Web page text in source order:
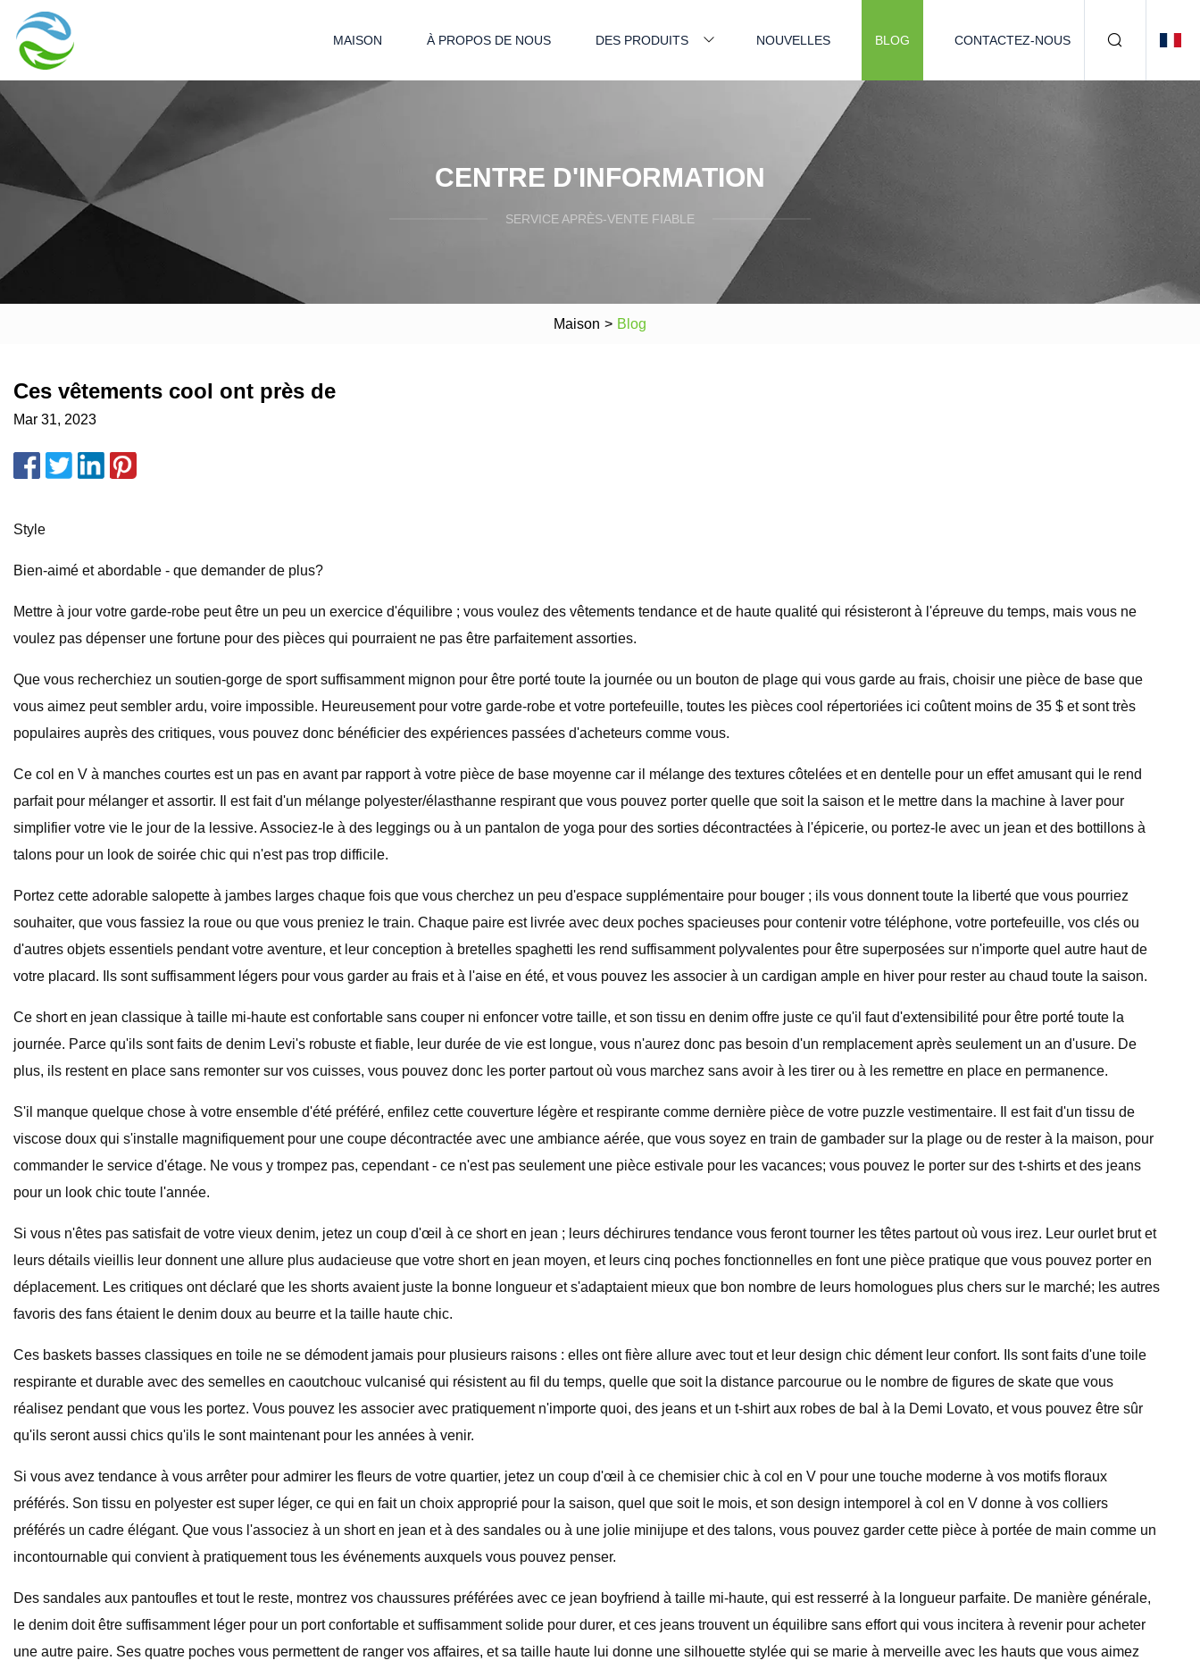
MAISON À PROPOS DE NOUS DES PRODUITS NOUVELLES BLOG CONTACTEZ-NOUS
CENTRE D'INFORMATION
SERVICE APRÈS-VENTE FIABLE
Maison > Blog
Ces vêtements cool ont près de
Mar 31, 2023
Style
Bien-aimé et abordable - que demander de plus?
Mettre à jour votre garde-robe peut être un peu un exercice d'équilibre ; vous voulez des vêtements tendance et de haute qualité qui résisteront à l'épreuve du temps, mais vous ne
voulez pas dépenser une fortune pour des pièces qui pourraient ne pas être parfaitement assorties.
Que vous recherchiez un soutien-gorge de sport suffisamment mignon pour être porté toute la journée ou un bouton de plage qui vous garde au frais, choisir une pièce de base que
vous aimez peut sembler ardu, voire impossible. Heureusement pour votre garde-robe et votre portefeuille, toutes les pièces cool répertoriées ici coûtent moins de 35 $ et sont très
populaires auprès des critiques, vous pouvez donc bénéficier des expériences passées d'acheteurs comme vous.
Ce col en V à manches courtes est un pas en avant par rapport à votre pièce de base moyenne car il mélange des textures côtelées et en dentelle pour un effet amusant qui le rend
parfait pour mélanger et assortir. Il est fait d'un mélange polyester/élasthanne respirant que vous pouvez porter quelle que soit la saison et le mettre dans la machine à laver pour
simplifier votre vie le jour de la lessive. Associez-le à des leggings ou à un pantalon de yoga pour des sorties décontractées à l'épicerie, ou portez-le avec un jean et des bottillons à
talons pour un look de soirée chic qui n'est pas trop difficile.
Portez cette adorable salopette à jambes larges chaque fois que vous cherchez un peu d'espace supplémentaire pour bouger ; ils vous donnent toute la liberté que vous pourriez
souhaiter, que vous fassiez la roue ou que vous preniez le train. Chaque paire est livrée avec deux poches spacieuses pour contenir votre téléphone, votre portefeuille, vos clés ou
d'autres objets essentiels pendant votre aventure, et leur conception à bretelles spaghetti les rend suffisamment polyvalentes pour être superposées sur n'importe quel autre haut de
votre placard. Ils sont suffisamment légers pour vous garder au frais et à l'aise en été, et vous pouvez les associer à un cardigan ample en hiver pour rester au chaud toute la saison.
Ce short en jean classique à taille mi-haute est confortable sans couper ni enfoncer votre taille, et son tissu en denim offre juste ce qu'il faut d'extensibilité pour être porté toute la
journée. Parce qu'ils sont faits de denim Levi's robuste et fiable, leur durée de vie est longue, vous n'aurez donc pas besoin d'un remplacement après seulement un an d'usure. De
plus, ils restent en place sans remonter sur vos cuisses, vous pouvez donc les porter partout où vous marchez sans avoir à les tirer ou à les remettre en place en permanence.
S'il manque quelque chose à votre ensemble d'été préféré, enfilez cette couverture légère et respirante comme dernière pièce de votre puzzle vestimentaire. Il est fait d'un tissu de
viscose doux qui s'installe magnifiquement pour une coupe décontractée avec une ambiance aérée, que vous soyez en train de gambader sur la plage ou de rester à la maison, pour
commander le service d'étage. Ne vous y trompez pas, cependant - ce n'est pas seulement une pièce estivale pour les vacances; vous pouvez le porter sur des t-shirts et des jeans
pour un look chic toute l'année.
Si vous n'êtes pas satisfait de votre vieux denim, jetez un coup d'œil à ce short en jean ; leurs déchirures tendance vous feront tourner les têtes partout où vous irez. Leur ourlet brut et
leurs détails vieillis leur donnent une allure plus audacieuse que votre short en jean moyen, et leurs cinq poches fonctionnelles en font une pièce pratique que vous pouvez porter en
déplacement. Les critiques ont déclaré que les shorts avaient juste la bonne longueur et s'adaptaient mieux que bon nombre de leurs homologues plus chers sur le marché; les autres
favoris des fans étaient le denim doux au beurre et la taille haute chic.
Ces baskets basses classiques en toile ne se démodent jamais pour plusieurs raisons : elles ont fière allure avec tout et leur design chic dément leur confort. Ils sont faits d'une toile
respirante et durable avec des semelles en caoutchouc vulcanisé qui résistent au fil du temps, quelle que soit la distance parcourue ou le nombre de figures de skate que vous
réalisez pendant que vous les portez. Vous pouvez les associer avec pratiquement n'importe quoi, des jeans et un t-shirt aux robes de bal à la Demi Lovato, et vous pouvez être sûr
qu'ils seront aussi chics qu'ils le sont maintenant pour les années à venir.
Si vous avez tendance à vous arrêter pour admirer les fleurs de votre quartier, jetez un coup d'œil à ce chemisier chic à col en V pour une touche moderne à vos motifs floraux
préférés. Son tissu en polyester est super léger, ce qui en fait un choix approprié pour la saison, quel que soit le mois, et son design intemporel à col en V donne à vos colliers
préférés un cadre élégant. Que vous l'associez à un short en jean et à des sandales ou à une jolie minijupe et des talons, vous pouvez garder cette pièce à portée de main comme un
incontournable qui convient à pratiquement tous les événements auxquels vous pouvez penser.
Des sandales aux pantoufles et tout le reste, montrez vos chaussures préférées avec ce jean boyfriend à taille mi-haute, qui est resserré à la longueur parfaite. De manière générale,
le denim doit être suffisamment léger pour un port confortable et suffisamment solide pour durer, et ces jeans trouvent un équilibre sans effort qui vous incitera à revenir pour acheter
une autre paire. Ses quatre poches vous permettent de ranger vos affaires, et sa taille haute lui donne une silhouette stylée qui se marie à merveille avec les hauts que vous aimez